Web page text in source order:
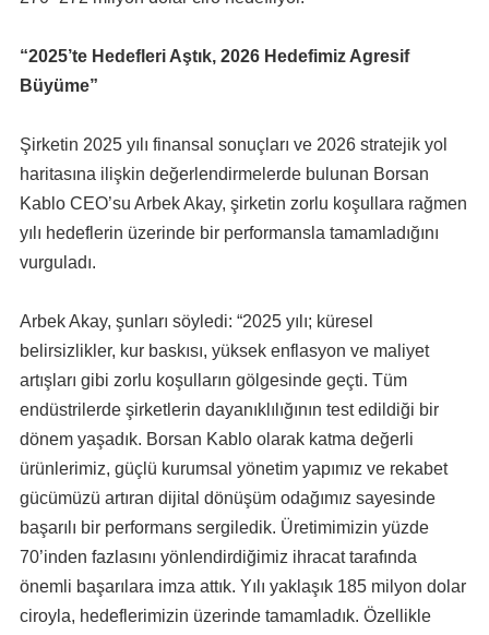
“2025’te Hedefleri Aştık, 2026 Hedefimiz Agresif
Büyüme”
Şirketin 2025 yılı finansal sonuçları ve 2026 stratejik yol
haritasına ilişkin değerlendirmelerde bulunan Borsan
Kablo CEO’su Arbek Akay, şirketin zorlu koşullara rağmen
yılı hedeflerin üzerinde bir performansla tamamladığını
vurguladı.
Arbek Akay, şunları söyledi: “2025 yılı; küresel
belirsizlikler, kur baskısı, yüksek enflasyon ve maliyet
artışları gibi zorlu koşulların gölgesinde geçti. Tüm
endüstrilerde şirketlerin dayanıklılığının test edildiği bir
dönem yaşadık. Borsan Kablo olarak katma değerli
ürünlerimiz, güçlü kurumsal yönetim yapımız ve rekabet
gücümüzü artıran dijital dönüşüm odağımız sayesinde
başarılı bir performans sergiledik. Üretimimizin yüzde
70’inden fazlasını yönlendirdiğimiz ihracat tarafında
önemli başarılara imza attık. Yılı yaklaşık 185 milyon dolar
ciroyla, hedeflerimizin üzerinde tamamladık. Özellikle